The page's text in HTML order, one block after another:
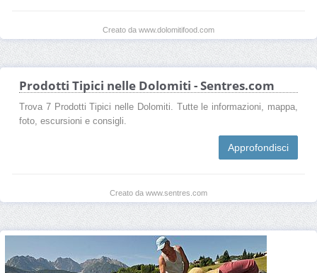
Creato da www.dolomitifood.com
Prodotti Tipici nelle Dolomiti - Sentres.com
Trova 7 Prodotti Tipici nelle Dolomiti. Tutte le informazioni, mappa,
foto, escursioni e consigli.
Approfondisci
Creato da www.sentres.com